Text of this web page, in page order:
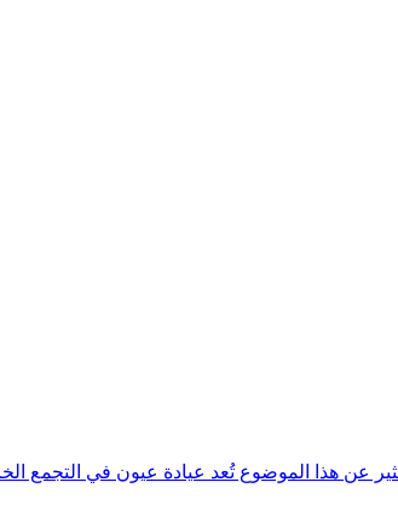
عن هذا الموضوع تُعد عيادة عيون في التجمع